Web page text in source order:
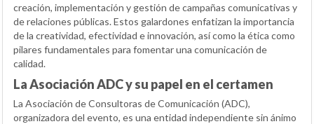
creación, implementación y gestión de campañas comunicativas y
de relaciones públicas. Estos galardones enfatizan la importancia
de la creatividad, efectividad e innovación, así como la ética como
pilares fundamentales para fomentar una comunicación de
calidad.
La Asociación ADC y su papel en el certamen
La Asociación de Consultoras de Comunicación (ADC),
organizadora del evento, es una entidad independiente sin ánimo